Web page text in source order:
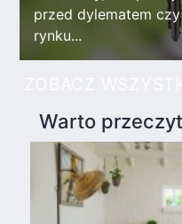
przed dylematem
rynku...
Warto